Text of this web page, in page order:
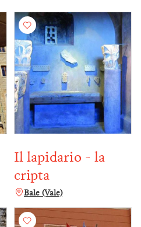
Il lapidario - la
cripta
Bale (Vale)